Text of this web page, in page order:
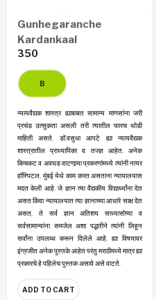
Gunhegaranche
Kardankaal
Nyayawaidyak Shastra
– गुन्हेगारांचे कर्दनकाळ न्यायवैद्यक
शास्त्र (Marathi)
350
न्यायवैद्यक शास्त्र ह्याबाबत सामान्य माणसांना जरी
प्रचंड उत्सुकता असली तरी त्यातील फारच थोडी
माहिती असते. डॉ.वसुधा आपटे ह्या न्यायवैद्यक
शास्त्रातील प्राध्यापिका व तज्ज्ञ आहेत. अनेक
किचकट व अवघड वाटणार्‍या प्रकरणांमध्ये त्यांनी नायर
हॉस्पिटल, मुंबई येथे काम करत असताना न्यायालयास
मदत केली आहे. जे ज्ञान त्या वैद्यकीय विद्यार्थ्यांना देत
असत किंवा न्यायालयात त्या ज्ञानाच्या आधारे साक्ष देत
असत, ते सर्व ज्ञान अतिशय साध्यासोप्या व
सर्वसामान्यांना समजेल अशा पद्धतीने त्यांनी लिहून
सर्वांना उपलब्ध करून दिलेले आहे. ह्या विषयावर
इंग्रजीत अनेक पुस्तके आहेत परंतु मराठीमध्ये मात्र ह्या
प्रकारचे हे पहिलेच पुस्तक असावे असे वाटते.
ADD TO CART